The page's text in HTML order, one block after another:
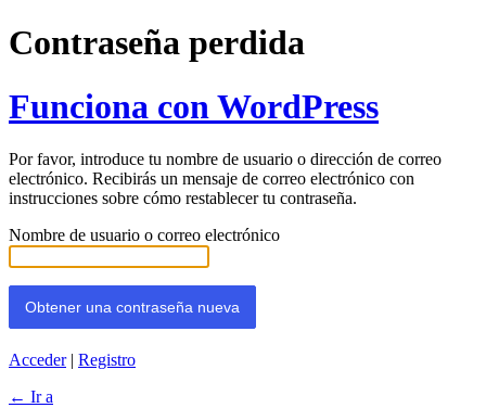
Contraseña perdida
Funciona con WordPress
Por favor, introduce tu nombre de usuario o dirección de correo
electrónico. Recibirás un mensaje de correo electrónico con
instrucciones sobre cómo restablecer tu contraseña.
Nombre de usuario o correo electrónico
Acceder| Registro
← Ir a